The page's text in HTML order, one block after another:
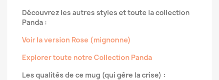
Découvrez les autres styles et toute la collection
Panda :
Voir la version Rose (mignonne)
Explorer toute notre Collection Panda
Les qualités de ce mug (qui gère la crise) :